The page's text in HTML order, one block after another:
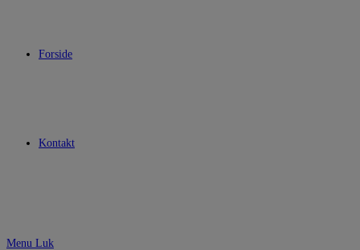
Forside
Kontakt
Menu Luk